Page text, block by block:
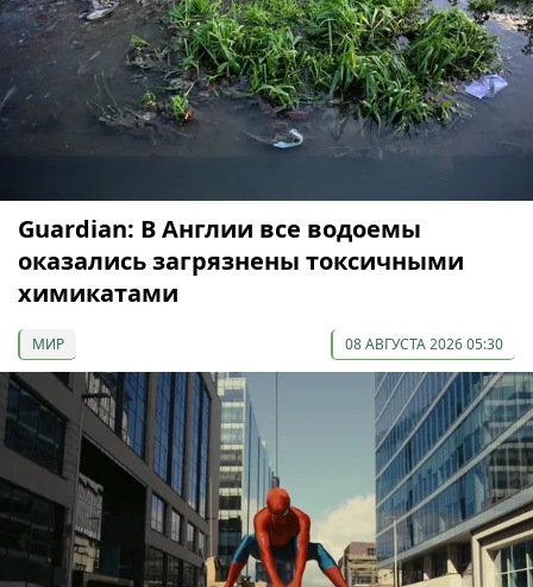
Guardian: В Англии все водоемы
оказались загрязнены токсичными
химикатами
МИР 08 АВГУСТА 2026 05:30